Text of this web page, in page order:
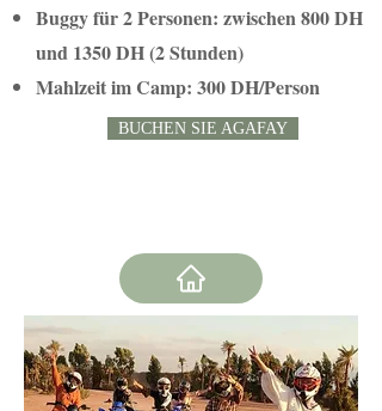
Buggy für 2 Personen: zwischen 800 DH
und 1350 DH (2 Stunden)
Mahlzeit im Camp: 300 DH/Person
BUCHEN SIE AGAFAY